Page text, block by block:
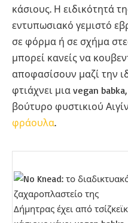
κάσιους. Η ειδικότητά
εντυπωσιακό γεμιστό
σε φόρμα ή σε σχήμα
μπορεί κανείς να
αποφασίσουν μαζί την
φτιάχνει μια vegan
βούτυρο φυστικιού
φράουλα.